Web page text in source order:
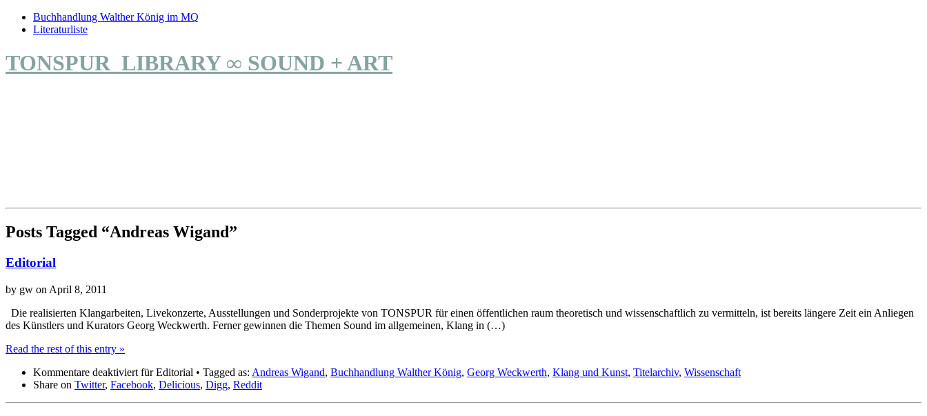
Buchhandlung Walther König im MQ
Literaturliste
TONSPUR_LIBRARY ∞ SOUND + ART
Posts Tagged “Andreas Wigand”
Editorial
by gw on April 8, 2011
Die realisierten Klangarbeiten, Livekonzerte, Ausstellungen und Sonderprojekte von TONSPUR für einen öffentlichen raum theoretisch und wissenschaftlich zu vermitteln, ist bereits längere Zeit ein Anliegen
des Künstlers und Kurators Georg Weckwerth. Ferner gewinnen die Themen Sound im allgemeinen, Klang in (…)
Read the rest of this entry »
Kommentare deaktiviert für Editorial • Tagged as: Andreas Wigand, Buchhandlung Walther König, Georg Weckwerth, Klang und Kunst, Titelarchiv, Wissenschaft
Share on Twitter, Facebook, Delicious, Digg, Reddit